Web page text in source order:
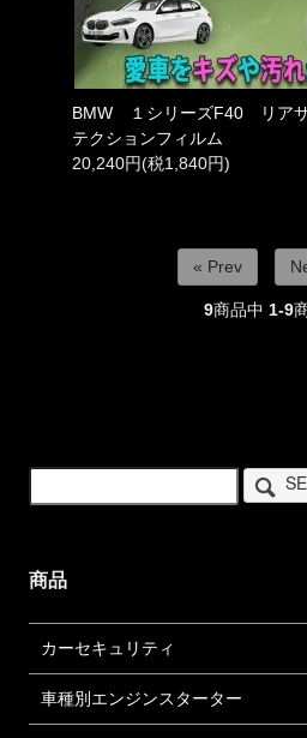
BMW １シリーズF40 リアサ
テクションフィルム
20,240円(税1,840円)
« Prev
9商品中 1-9
商品
カーセキュリティ
車種別エンジンスターター